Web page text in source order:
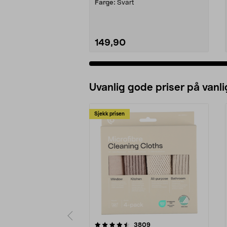
Farge: Svart
149,90
Uvanlig gode priser på
Sjekk prisen
3809anmeldelser
4.5av 5 stjerner